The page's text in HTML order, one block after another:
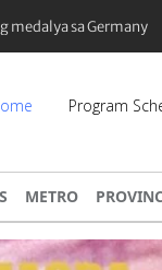
medalya sa Germany
Program
METRO